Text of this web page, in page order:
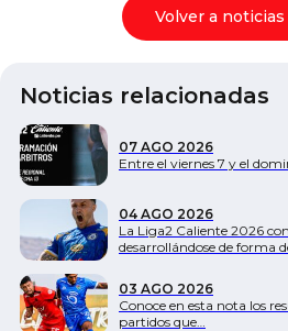
Volver a noticias
Noticias relacionadas
07 AGO 2026
Entre el viernes 7 y el
04 AGO 2026
La Liga2 Caliente 2026
desarrollándose de forma
03 AGO 2026
Conoce en esta nota los
partidos que…